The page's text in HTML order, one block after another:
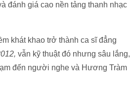
đánh giá cao nền tảng thanh nhạc
khát khao trở thành ca sĩ đẳng
vẫn kỹ thuật đó nhưng sâu lắng,
đến người nghe và Hương Tràm